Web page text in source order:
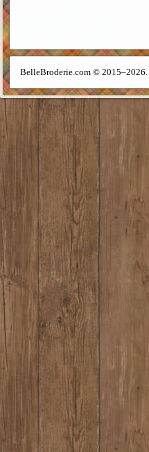
BelleBroderie.com © 2015–2026.